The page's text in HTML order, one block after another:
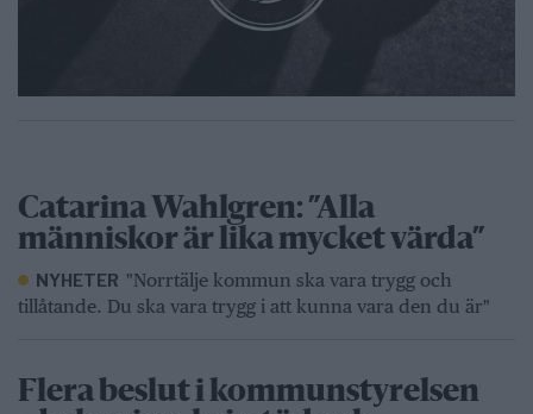
Catarina Wahlgren: ”Alla
människor är lika mycket värda”
NYHETER "Norrtälje kommun ska vara trygg och
tillåtande. Du ska vara trygg i att kunna vara den du är"
Flera beslut i kommunstyrelsen